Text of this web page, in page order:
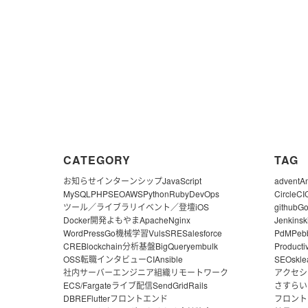
CATEGORY
お知らせインターンシップJavaScript
MySQL PHPSEOAWSPythonRubyDevOps
ツール／ライブラリイベント／登壇iOS
Docker開発よもやまApacheNginx
WordPressGo機械学習VulsSRESalesforce
CREBlockchain分析基盤BigQueryembulk
OSS転職インタビューCIAnsible
社内サーバーエンジニア組織リモートワーク
ECS/Fargateライブ配信SendGridRails
DBREFlutterフロントエンド
TAG
advent
CircleCI
githubGo
Jenkins
PdM
SEO
アクセ
さすら
フロン